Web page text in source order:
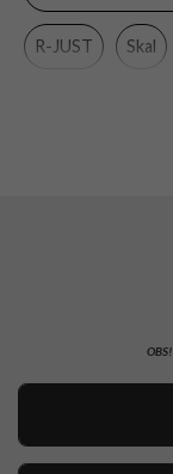
Färg
Material
R-JUST Skal
OBS!